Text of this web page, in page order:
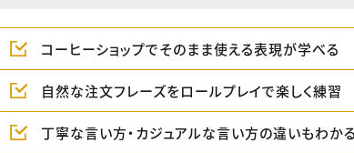
コーヒーショップでそのまま使える表現が学べる
自然な注文フレーズをロールプレイで楽しく練習
丁寧な言い方・カジュアルな言い方の違いもわかる